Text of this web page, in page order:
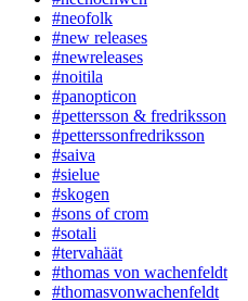
#neofolk
#new releases
#newreleases
#noitila
#panopticon
#pettersson & fredriksson
#petterssonfredriksson
#saiva
#sielue
#skogen
#sons of crom
#sotali
#tervahäät
#thomas von wachenfeldt
#thomasvonwachenfeldt